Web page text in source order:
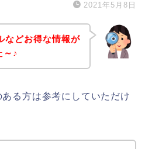
2021年5月8日
などお得な情報が
～♪
る方は参考にしていただけ